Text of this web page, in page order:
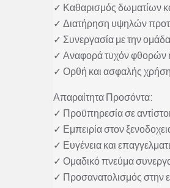
✓ Καθαρισμός δωματίων
✓ Διατήρηση υψηλών
✓ Συνεργασία με την
✓ Αναφορά τυχόν φθορών
✓ Ορθή και ασφαλής
Απαραίτητα Προσόντα:
✓ Προϋπηρεσία σε
✓ Εμπειρία στον
✓ Ευγένεια και
✓ Ομαδικό πνεύμα
✓ Προσανατολισμός στην